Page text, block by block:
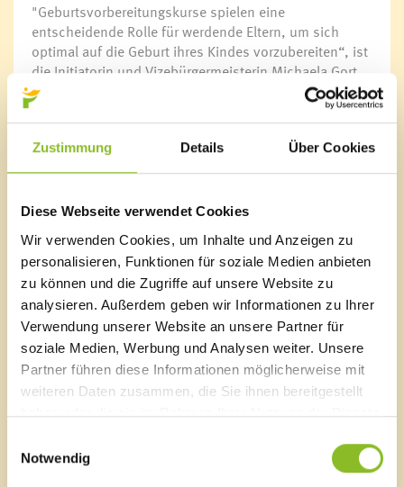
Zustimmung Details Über Cookies
Diese Webseite verwendet Cookies
Wir verwenden Cookies, um Inhalte und Anzeigen zu
personalisieren, Funktionen für soziale Medien anbieten
zu können und die Zugriffe auf unsere Website zu
analysieren. Außerdem geben wir Informationen zu Ihrer
Verwendung unserer Website an unsere Partner für
soziale Medien, Werbung und Analysen weiter. Unsere
Partner führen diese Informationen möglicherweise mit
weiteren Daten zusammen, die Sie ihnen bereitgestellt
haben oder die sie im Rahmen Ihrer Nutzung der Dienste
Notwendig
"Geburtsvorbereitungskurse spielen eine
entscheidende Rolle für werdende Eltern, um sich
optimal auf die Geburt ihres Kindes vorzubereiten“, ist
die Initiatorin und Vizebürgermeisterin Michaela Gort
überzeugt. Der Kurs findet am 06. und 08. November
2025 im Bildungszentrum Hofen in Frastanz statt. Die
Teilnahmegebühr beträgt 250 Euro pro Paar. Die
maximale Teilnehmerzahl ist auf 12 Paare begrenzt, um
eine persönliche Betreuung zu gewährleisten.
Anmeldung
Interessierte Paare können sich bis zum 05. November
2025 per E-Mail unter therapie@corinneegger.at
anmelden.
Marktgemeinde Frastanz
Sägenplatz 1
A-6820 Frastanz, Österreich
0043 5522 51534-0